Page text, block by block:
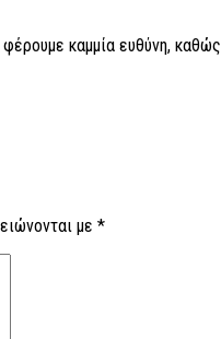
καμμία ευθύνη,
με *